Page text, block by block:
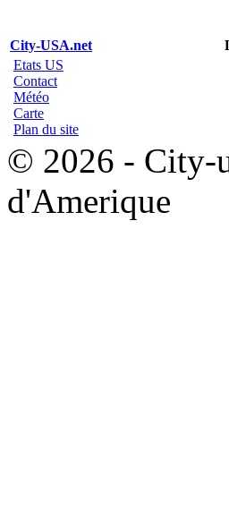
City-USA.net
Etats US
Contact
Météo
Carte
Plan du site
© 2026 - City-
d'Amerique